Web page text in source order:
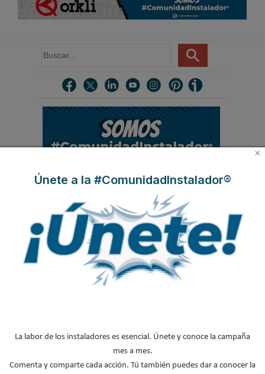
u
r
.
MÁS ACTUALIDAD
Contenido exclusivo Caloryfrio
×
Únete a la #ComunidadInstalador®
La labor de los instaladores es esencial. Únete y conoce la campaña
mes a mes.
Comenta y comparte cada acción. Tú también puedes dar a conocer la